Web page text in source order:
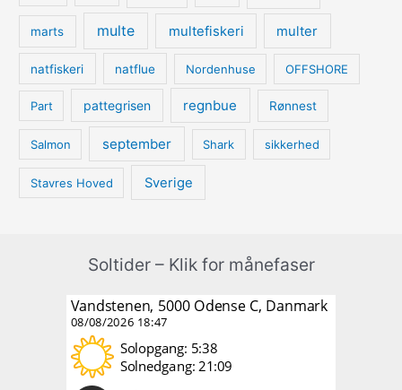
marts multe multefiskeri multer
natfiskeri natflue Nordenhuse OFFSHORE
Part pattegrisen regnbue Rønnest
Salmon september Shark sikkerhed
Stavres Hoved Sverige
Soltider – Klik for månefaser